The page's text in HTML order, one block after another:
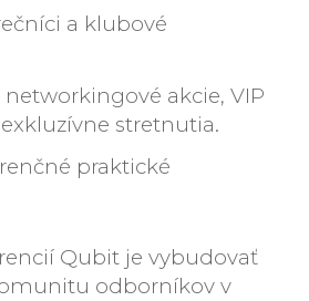
a klubové
akcie, VIP
stretnutia.
praktické
Qubit je vybudovať
odborníkov v